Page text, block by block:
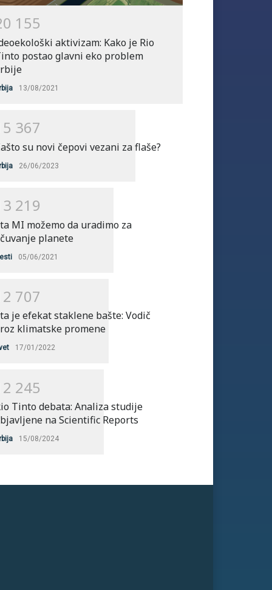
0 1 55
aktivizam: Kako je Rio
postao glavni eko problem
13/08/2021
5 367
su novi čepovi vezani za flaše?
26/06/2023
3 21 9
MI možemo da uradimo za
planete
05/06/2021
2 707
je efekat staklene bašte: Vodič
klimatske promene
17/01/2022
2 245
Tinto debata: Analiza studije
na Scientific Reports
15/08/2024